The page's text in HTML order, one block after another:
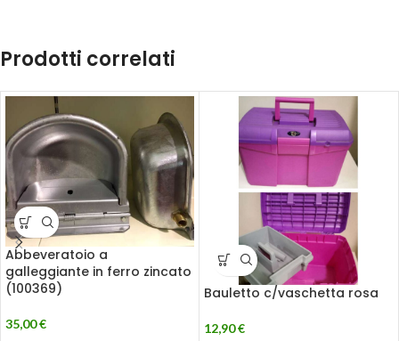
Prodotti correlati
Abbeveratoio a
galleggiante in ferro zincato
(100369)
35,00€
Bauletto c/vaschetta rosa
12,90€